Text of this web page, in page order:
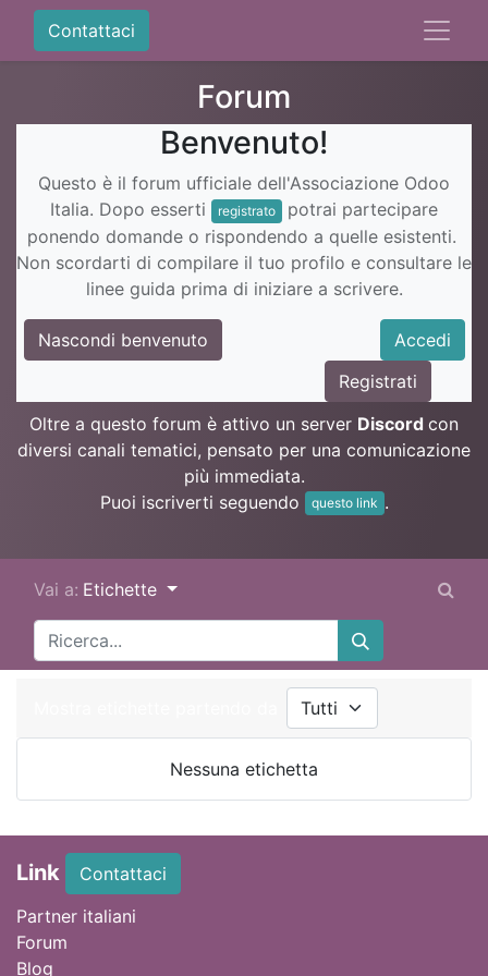
Contattaci
Forum
Benvenuto!
Questo è il forum ufficiale dell'Associazione Odoo
Italia. Dopo esserti
registrato
potrai partecipare
ponendo domande o rispondendo a quelle esistenti.
Non scordarti di compilare il tuo profilo e consultare le
linee guida prima di iniziare a scrivere.
Nascondi benvenuto
Accedi
Registrati
Oltre a questo forum è attivo un server Discord con
diversi canali tematici, pensato per una comunicazione
più immediata.
Puoi iscriverti seguendo
questo link .
Vai a: Etichette
Nessuna etichetta
Link
Contattaci
Partner italiani
Forum
Blog